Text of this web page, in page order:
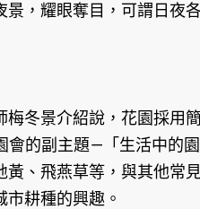
景，耀眼奪目，可謂日夜
冬景介紹說，花園採用
會的副主題—「生活中的
黃、飛燕草等，與其他常
耕種的興趣。